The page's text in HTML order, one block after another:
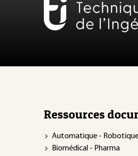
Ressources
Automatique -
Biomédical - Pharma